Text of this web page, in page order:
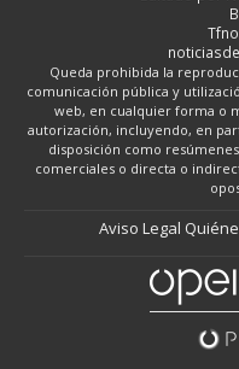
Queda prohibida la
comunicación pública y
web, en cualquier forma o
autorización, incluyendo, en
disposición como
comerciales o directa o
Aviso Legal